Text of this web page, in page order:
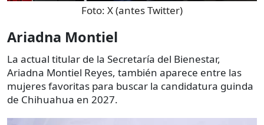
Foto: X (antes Twitter)
Ariadna Montiel
La actual titular de la Secretaría del Bienestar,
Ariadna Montiel Reyes, también aparece entre las
mujeres favoritas para buscar la candidatura guinda
de Chihuahua en 2027.